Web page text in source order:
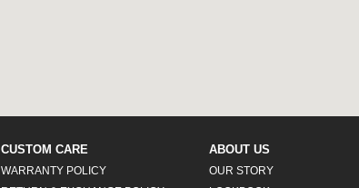
CUSTOM CARE
WARRANTY POLICY
ABOUT US
OUR STORY